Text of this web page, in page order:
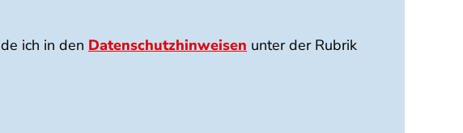
ich in den Datenschutzhinweisen unter der Rubrik